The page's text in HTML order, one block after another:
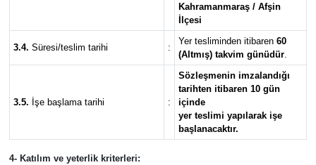
Kahramanmaraş / Afşin
İlçesi
3.4. Süresi/teslim tarihi :
Yer tesliminden itibaren 60
(Altmış) takvim günüdür.
3.5. İşe başlama tarihi :
Sözleşmenin imzalandığı
tarihten itibaren 10 gün
içinde
yer teslimi yapılarak işe
başlanacaktır.
4- Katılım ve yeterlik kriterleri: